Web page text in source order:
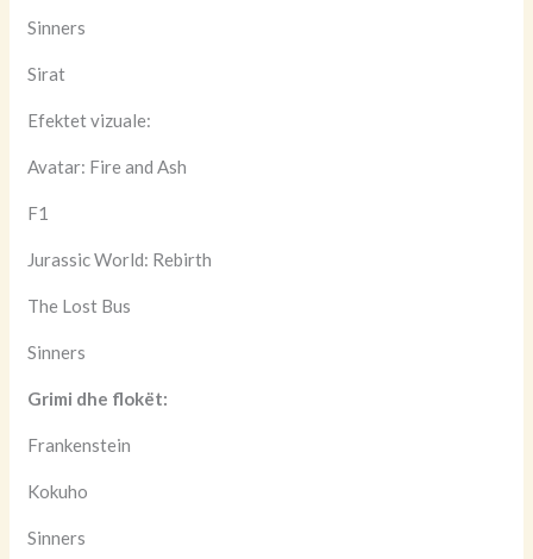
Sinners
Sirat
Efektet vizuale:
Avatar: Fire and Ash
F1
Jurassic World: Rebirth
The Lost Bus
Sinners
Grimi dhe flokët:
Frankenstein
Kokuho
Sinners